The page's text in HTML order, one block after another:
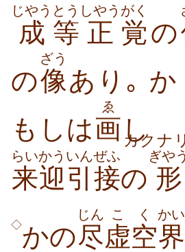
成
じやう
等
とう
正
しやう
覚
がく
の
の像
ざう
あり｡
もしは画
ゑ
し
カクナリ
来迎
らいかう
引接
いんぜふ
の 形
ぎやう
◇かの尽
じん
虚空
こく
界
かい